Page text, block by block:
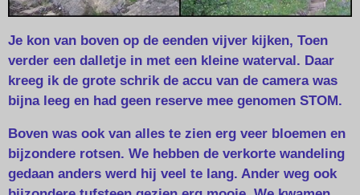
Je kon van boven op de eenden vijver kijken, Toen
verder een dalletje in met een kleine waterval. Daar
kreeg ik de grote schrik de accu van de camera was
bijna leeg en had geen reserve mee genomen STOM.
Boven was ook van alles te zien erg veer bloemen en
bijzondere rotsen. We hebben de verkorte wandeling
gedaan anders werd hij veel te lang. Ander weg ook